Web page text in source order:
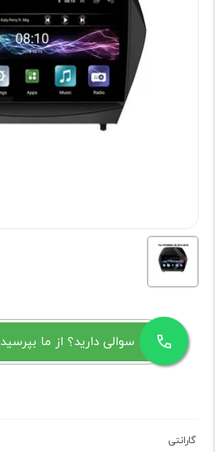
سوالی دارید؟ از ما بپرسید
گارانتی